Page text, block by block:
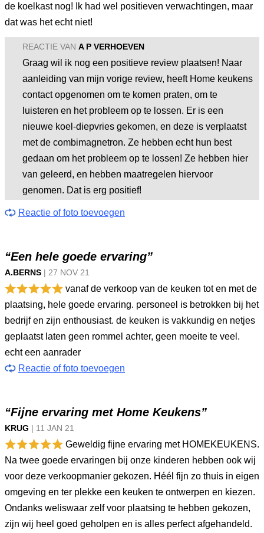
de koelkast nog! Ik had wel positieven verwachtingen, maar
dat was het echt niet!
REACTIE VAN A P VERHOEVEN
Graag wil ik nog een positieve review plaatsen! Naar
aanleiding van mijn vorige review, heeft Home keukens
contact opgenomen om te komen praten, om te
luisteren en het probleem op te lossen. Er is een
nieuwe koel-diepvries gekomen, en deze is verplaatst
met de combimagnetron. Ze hebben echt hun best
gedaan om het probleem op te lossen! Ze hebben hier
van geleerd, en hebben maatregelen hiervoor
genomen. Dat is erg positief!
Reactie of foto toevoegen
“Een hele goede ervaring”
A.BERNS | 27 NOV 21
vanaf de verkoop van de keuken tot en met de
plaatsing, hele goede ervaring. personeel is betrokken bij het
bedrijf en zijn enthousiast. de keuken is vakkundig en netjes
geplaatst laten geen rommel achter, geen moeite te veel.
echt een aanrader
Reactie of foto toevoegen
“Fijne ervaring met Home Keukens”
KRUG | 11 JAN 21
Geweldig fijne ervaring met HOMEKEUKENS.
Na twee goede ervaringen bij onze kinderen hebben ook wij
voor deze verkoopmanier gekozen. Héél fijn zo thuis in eigen
omgeving en ter plekke een keuken te ontwerpen en kiezen.
Ondanks weliswaar zelf voor plaatsing te hebben gekozen,
zijn wij heel goed geholpen en is alles perfect afgehandeld.